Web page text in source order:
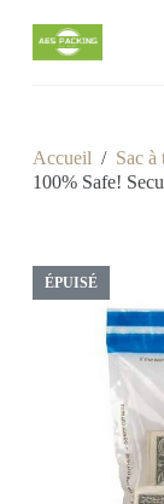
P
n
Accueil / Sac
100% Safe!
ÉPUISÉ